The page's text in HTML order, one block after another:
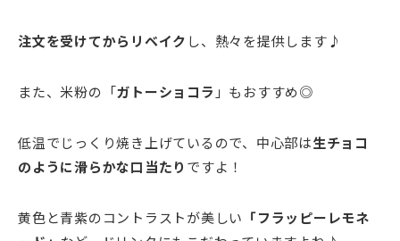
注文を受けてからリベイク し、熱々を提供します♪
また、米粉の「ガトーショコラ 」もおすすめ◎
低温でじっくり焼き上げているので、中心部は生チョコ
のように滑らかな口当たり ですよ！
黄色と青紫のコントラストが美しい 「フラッピーレモネ